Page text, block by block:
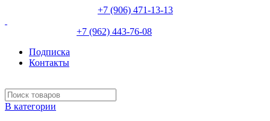
+7 (906) 471-13-13
+7 (962) 443-76-08
Подписка
Контакты
В категории